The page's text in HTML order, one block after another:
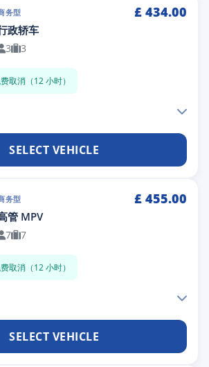
务型 £ 434.00
政轿车
3 3
取消（12 小时）
SELECT VEHICLE
务型 £ 455.00
管 MPV
7 7
取消（12 小时）
SELECT VEHICLE